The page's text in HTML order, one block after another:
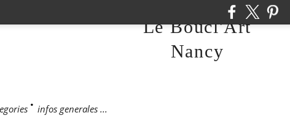
Le Boucl'Art
Nancy
> infos generales ...